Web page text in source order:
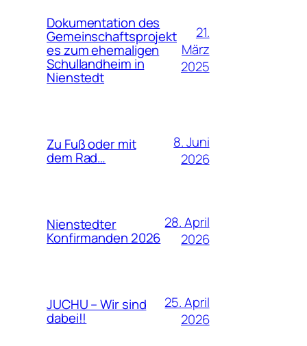
Dokumentation des
Gemeinschaftsprojekt
es zum ehemaligen
Schullandheim in
Nienstedt
21.
März
2025
Zu Fuß oder mit
dem Rad…
8. Juni
2026
Nienstedter
Konfirmanden 2026
28. April
2026
JUCHU – Wir sind
dabei!!
25. April
2026